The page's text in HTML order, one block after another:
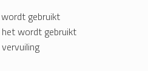
gebruikt
wordt gebruikt